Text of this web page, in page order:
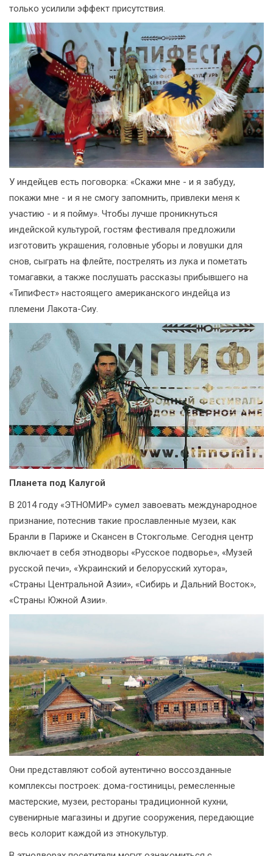
только усилили эффект присутствия.
У индейцев есть поговорка: «Скажи мне - и я забуду,
покажи мне - и я не смогу запомнить, привлеки меня к
участию - и я пойму». Чтобы лучше проникнуться
индейской культурой, гостям фестиваля предложили
изготовить украшения, головные уборы и ловушки для
снов, сыграть на флейте, пострелять из лука и пометать
томагавки, а также послушать рассказы прибывшего на
«ТипиФест» настоящего американского индейца из
племени Лакота-Сиу.
Планета под Калугой
В 2014 году «ЭТНОМИР» сумел завоевать международное
признание, потеснив такие прославленные музеи, как
Бранли в Париже и Скансен в Стокгольме. Сегодня центр
включает в себя этнодворы «Русское подворье», «Музей
русской печи», «Украинский и белорусский хутора»,
«Страны Центральной Азии», «Сибирь и Дальний Восток»,
«Страны Южной Азии».
Они представляют собой аутентично воссозданные
комплексы построек: дома-гостиницы, ремесленные
мастерские, музеи, рестораны традиционной кухни,
сувенирные магазины и другие сооружения, передающие
весь колорит каждой из этнокультур.